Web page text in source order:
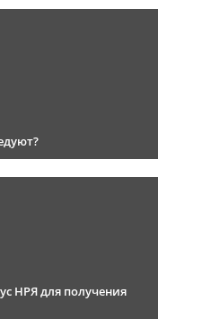
НРЯ для получения